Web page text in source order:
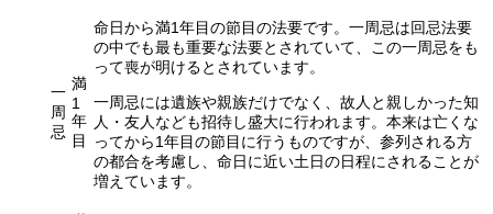
一
周
忌
満
1
年
目
命日から満1年目の節目の法要です。一周忌は回忌法要
の中でも最も重要な法要とされていて、この一周忌をも
って喪が明けるとされています。
一周忌には遺族や親族だけでなく、故人と親しかった知
人・友人なども招待し盛大に行われます。本来は亡くな
ってから1年目の節目に行うものですが、参列される方
の都合を考慮し、命日に近い土日の日程にされることが
増えています。